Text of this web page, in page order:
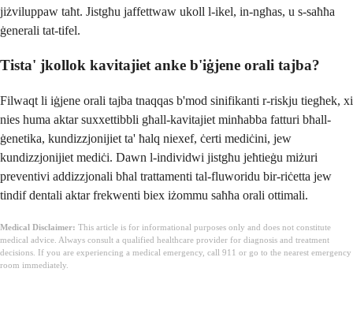
jiżviluppaw taħt. Jistgħu jaffettwaw ukoll l-ikel, in-ngħas, u s-saħħa
ġenerali tat-tifel.
Tista' jkollok kavitajiet anke b'iġjene orali tajba?
Filwaqt li iġjene orali tajba tnaqqas b'mod sinifikanti r-riskju tiegħek, xi
nies huma aktar suxxettibbli għall-kavitajiet minħabba fatturi bħall-
ġenetika, kundizzjonijiet ta' ħalq niexef, ċerti mediċini, jew
kundizzjonijiet mediċi. Dawn l-individwi jistgħu jeħtieġu miżuri
preventivi addizzjonali bħal trattamenti tal-fluworidu bir-riċetta jew
tindif dentali aktar frekwenti biex iżommu saħħa orali ottimali.
Medical Disclaimer: This article is for informational purposes only and does not constitute
medical advice. Always consult a qualified healthcare provider for diagnosis and treatment
decisions. If you are experiencing a medical emergency, call 911 or go to the nearest emergency
room immediately.